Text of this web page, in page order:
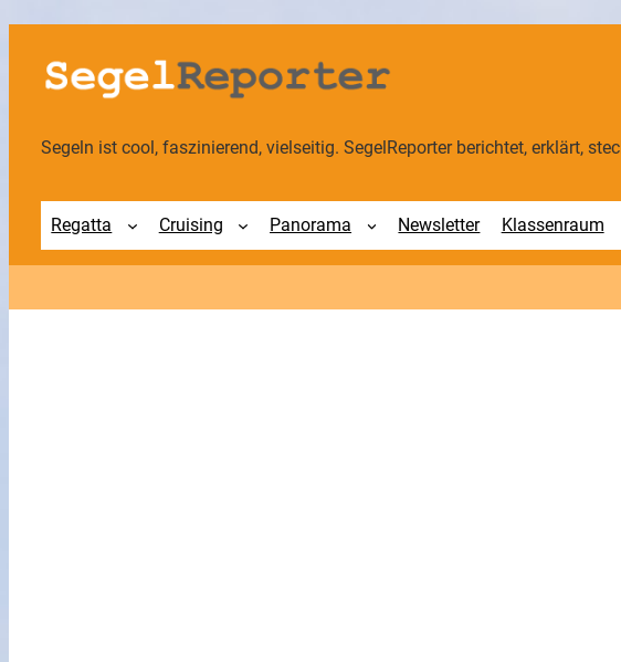
Zum
Inhalt
springen
Segeln ist cool, faszinierend, vielseitig. SegelReporter berichtet, erklärt,
Regatta Cruising Panorama Newsletter Klassenraum